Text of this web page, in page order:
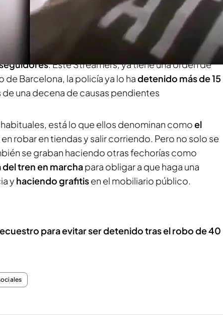
'Twitch' nos ha dejado boquiabiertos. En esta
en cuentas como la que tiene Pol Sánchez, 'El
para sus seguidores cometiendo delitos
asegurado para 'El Confidencial' que
paga las multas
. Este Streamers, ya tiene una orden de
Barcelona, la policía ya lo hadetenido más de 15
de una decena de causas pendientes
está lo que ellos denominan comoel
robar en tiendas y salir corriendo. Pero no solo se
se graban haciendo otras fechorías como
tren en marchapara obligar a que haga una
y haciendo grafitisen el mobiliario público.
para evitar ser detenido tras el robo de 40